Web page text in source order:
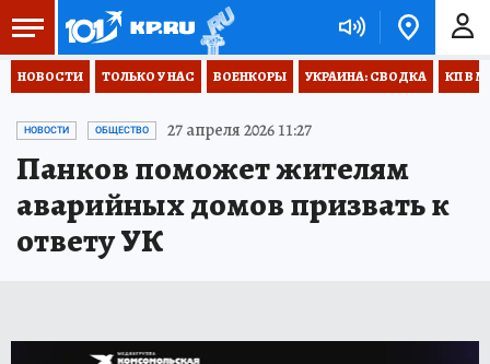
НОВОСТИ ТОЛЬКО У НАС ВОЕНКОРЫ УКРАИНА: СВОДКА КП В
НОВОСТИ ОБЩЕСТВО 27 апреля 2026 11:27
Панков поможет жителям
аварийных домов призвать к
ответу УК